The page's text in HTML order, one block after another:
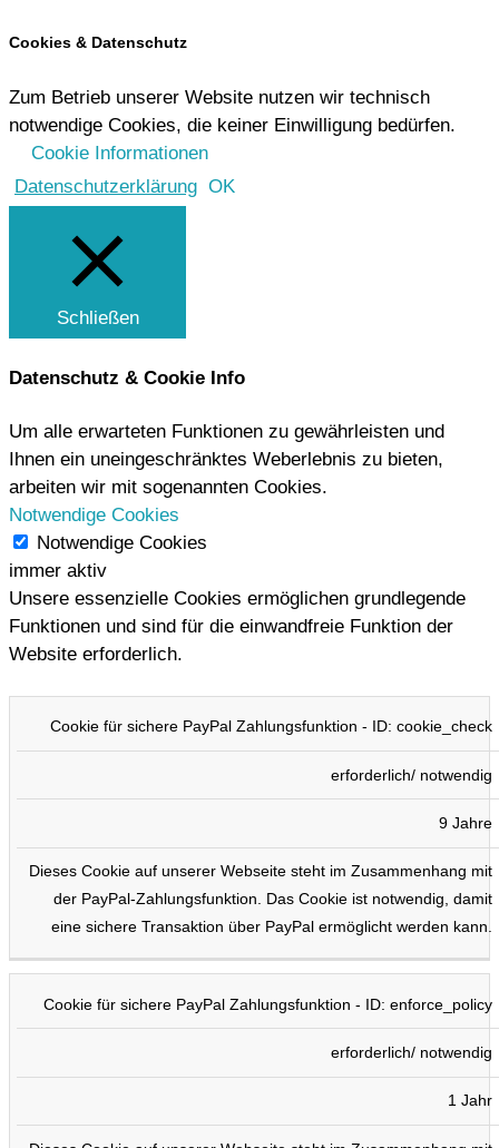
Cookies & Datenschutz
Zum Betrieb unserer Website nutzen wir technisch
notwendige Cookies, die keiner Einwilligung bedürfen.
Cookie Informationen
Datenschutzerklärung OK
Schließen
Datenschutz & Cookie Info
Um alle erwarteten Funktionen zu gewährleisten und
Ihnen ein uneingeschränktes Weberlebnis zu bieten,
arbeiten wir mit sogenannten Cookies.
Notwendige Cookies
Notwendige Cookies
immer aktiv
Unsere essenzielle Cookies ermöglichen grundlegende
Funktionen und sind für die einwandfreie Funktion der
Website erforderlich.
COOKIE TYP DAUER BESCHREIBUNG
Cookie für sichere PayPal Zahlungsfunktion - ID: cookie_check
erforderlich/ notwendig
9 Jahre
Dieses Cookie auf unserer Webseite steht im Zusammenhang mit
der PayPal-Zahlungsfunktion. Das Cookie ist notwendig, damit
eine sichere Transaktion über PayPal ermöglicht werden kann.
Cookie für sichere PayPal Zahlungsfunktion - ID: enforce_policy
erforderlich/ notwendig
1 Jahr